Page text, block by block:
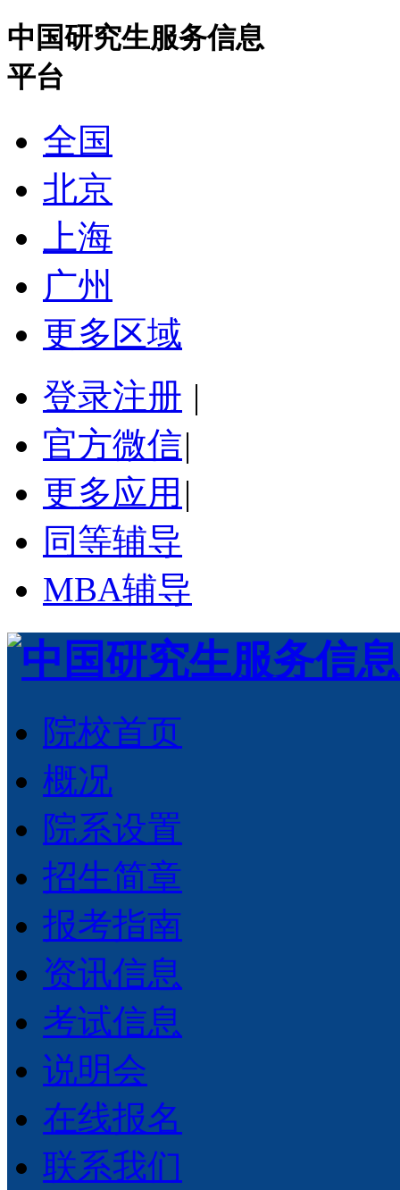
中国研究生服务信息
平台
全国
北京
上海
广州
更多区域
登录注册 |
官方微信|
更多应用 |
同等辅导
MBA辅导
院校首页
概况
院系设置
招生简章
报考指南
资讯信息
考试信息
说明会
在线报名
联系我们